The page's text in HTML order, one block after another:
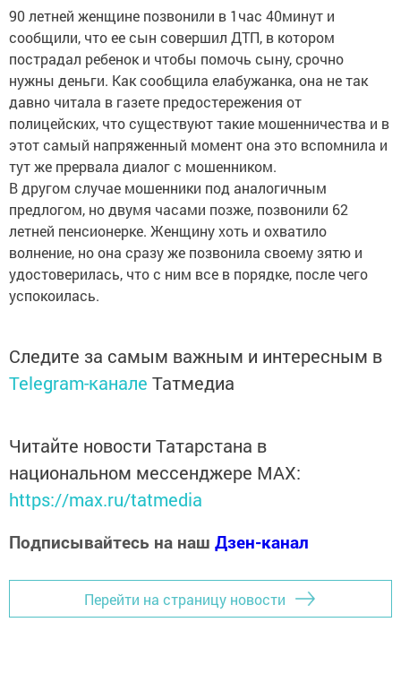
90 летней женщине позвонили в 1час 40минут и
сообщили, что ее сын совершил ДТП, в котором
пострадал ребенок и чтобы помочь сыну, срочно
нужны деньги. Как сообщила елабужанка, она не так
давно читала в газете предостережения от
полицейских, что существуют такие мошенничества и в
этот самый напряженный момент она это вспомнила и
тут же прервала диалог с мошенником.
В другом случае мошенники под аналогичным
предлогом, но двумя часами позже, позвонили 62
летней пенсионерке. Женщину хоть и охватило
волнение, но она сразу же позвонила своему зятю и
удостоверилась, что с ним все в порядке, после чего
успокоилась.
Следите за самым важным и интересным в
Telegram-канале Татмедиа
Читайте новости Татарстана в
национальном мессенджере MАХ:
https://max.ru/tatmedia
Подписывайтесь на наш Дзен-канал
Перейти на страницу новости